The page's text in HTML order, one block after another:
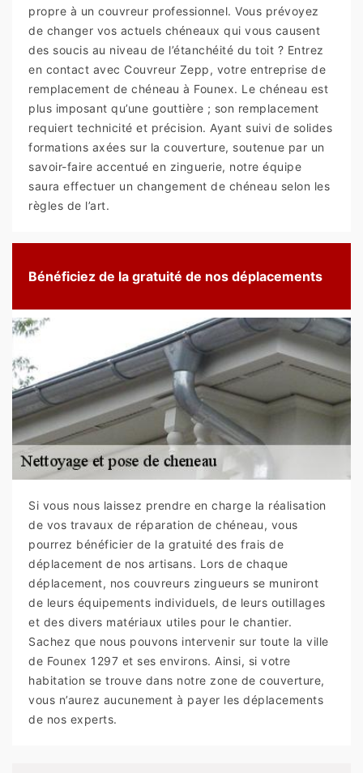
propre à un couvreur professionnel. Vous prévoyez
de changer vos actuels chéneaux qui vous causent
des soucis au niveau de l’étanchéité du toit ? Entrez
en contact avec Couvreur Zepp, votre entreprise de
remplacement de chéneau à Founex. Le chéneau est
plus imposant qu’une gouttière ; son remplacement
requiert technicité et précision. Ayant suivi de solides
formations axées sur la couverture, soutenue par un
savoir-faire accentué en zinguerie, notre équipe
saura effectuer un changement de chéneau selon les
règles de l’art.
Bénéficiez de la gratuité de nos déplacements
Si vous nous laissez prendre en charge la réalisation
de vos travaux de réparation de chéneau, vous
pourrez bénéficier de la gratuité des frais de
déplacement de nos artisans. Lors de chaque
déplacement, nos couvreurs zingueurs se muniront
de leurs équipements individuels, de leurs outillages
et des divers matériaux utiles pour le chantier.
Sachez que nous pouvons intervenir sur toute la ville
de Founex 1297 et ses environs. Ainsi, si votre
habitation se trouve dans notre zone de couverture,
vous n’aurez aucunement à payer les déplacements
de nos experts.